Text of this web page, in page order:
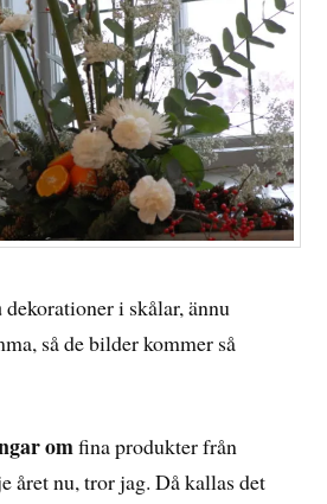
dekorationer i skålar, ännu
så de bilder kommer så
omfina produkter från
året nu, tror jag. Då kallas det